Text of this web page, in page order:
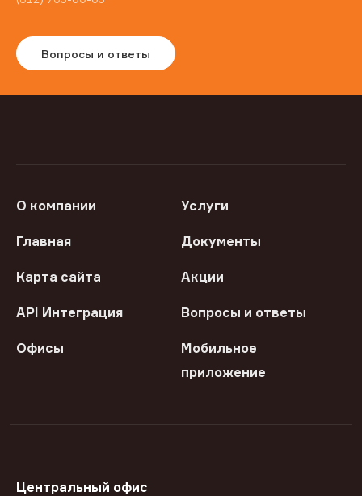
Вопросы и ответы
О компании Услуги
Главная Документы
Карта сайта Акции
API Интеграция Вопросы и ответы
Офисы
Мобильное
приложение
Центральный офис